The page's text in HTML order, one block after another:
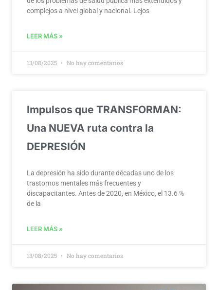
complejos a nivel global y nacional. Lejos
LEER MÁS »
13/08/2025 No hay comentarios
Impulsos que TRANSFORMAN:
Una NUEVA ruta contra la
DEPRESIÓN
La depresión ha sido durante décadas uno de los
trastornos mentales más frecuentes y
discapacitantes. Antes de 2020, en México, el 13.6 %
de la
LEER MÁS »
13/08/2025 No hay comentarios